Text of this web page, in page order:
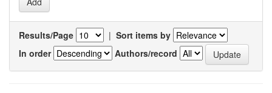
Results/Page | Sort items by
In order
Authors/record